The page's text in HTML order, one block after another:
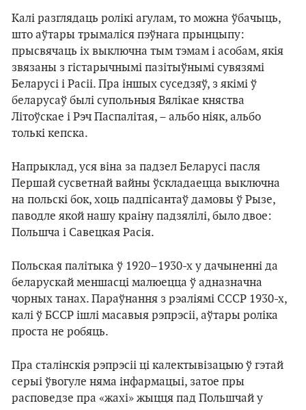
Калі разглядаць ролікі агулам, то можна ўбачыць,
што аўтары трымаліся пэўнага прынцыпу:
прысвячаць іх выключна тым тэмам і асобам, якія
звязаны з гістарычнымі пазітыўнымі сувязямі
Беларусі і Расіі. Пра іншых суседзяў, з якімі ў
беларусаў былі супольныя Вялікае княства
Літоўскае і Рэч Паспалітая, – альбо ніяк, альбо
толькі кепска.
Напрыклад, уся віна за падзел Беларусі пасля
Першай сусветнай вайны ўскладаецца выключна
на польскі бок, хоць падпісантаў дамовы ў Рызе,
паводле якой нашу краіну падзялілі, было двое:
Польшча і Савецкая Расія.
Польская палітыка ў 1920–1930-х у дачыненні да
беларускай меншасці малюецца ў адназначна
чорных танах. Параўнання з рэаліямі СССР 1930-х,
калі ў БССР ішлі масавыя рэпрэсіі, аўтары роліка
проста не робяць.
Пра сталінскія рэпрэсіі ці калектывізацыю ў гэтай
серыі ўвогуле няма інфармацыі, затое пры
расповедзе пра «жахі» жыцця пад Польшчай у